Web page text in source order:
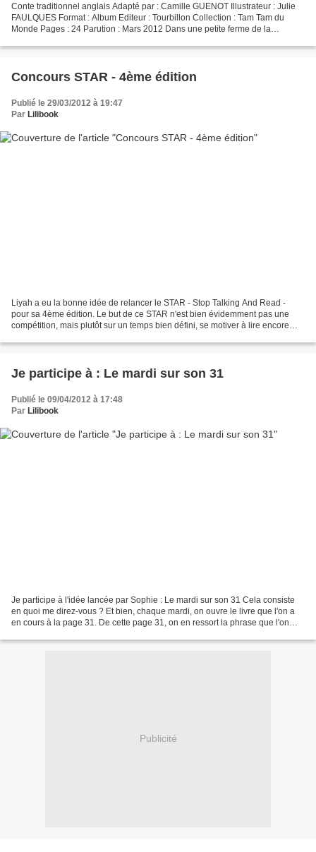
Conte traditionnel anglais Adapté par : Camille GUENOT Illustrateur : Julie
FAULQUES Format : Album Editeur : Tourbillon Collection : Tam Tam du
Monde Pages : 24 Parution : Mars 2012 Dans une petite ferme de la
Concours STAR - 4ème édition
Publié le 29/03/2012 à 19:47
Par Lilibook
Liyah a eu la bonne idée de relancer le STAR - Stop Talking And Read -
pour sa 4ème édition. Le but de ce STAR n'est bien évidemment pas une
compétition, mais plutôt sur un temps bien défini, se motiver à lire encore
Je participe à : Le mardi sur son 31
Publié le 09/04/2012 à 17:48
Par Lilibook
Je participe à l'idée lancée par Sophie : Le mardi sur son 31 Cela consiste
en quoi me direz-vous ? Et bien, chaque mardi, on ouvre le livre que l'on a
en cours à la page 31. De cette page 31, on en ressort la phrase que l'on
Publicité